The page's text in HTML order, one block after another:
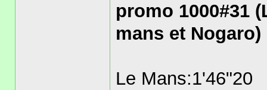
promo 1000#31
mans et Nogaro)
Le Mans:1'46"20